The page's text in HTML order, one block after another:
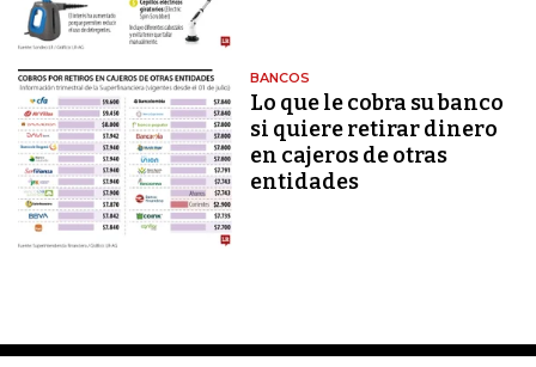
BANCOS
Lo que le cobra su banco
si quiere retirar dinero
en cajeros de otras
entidades